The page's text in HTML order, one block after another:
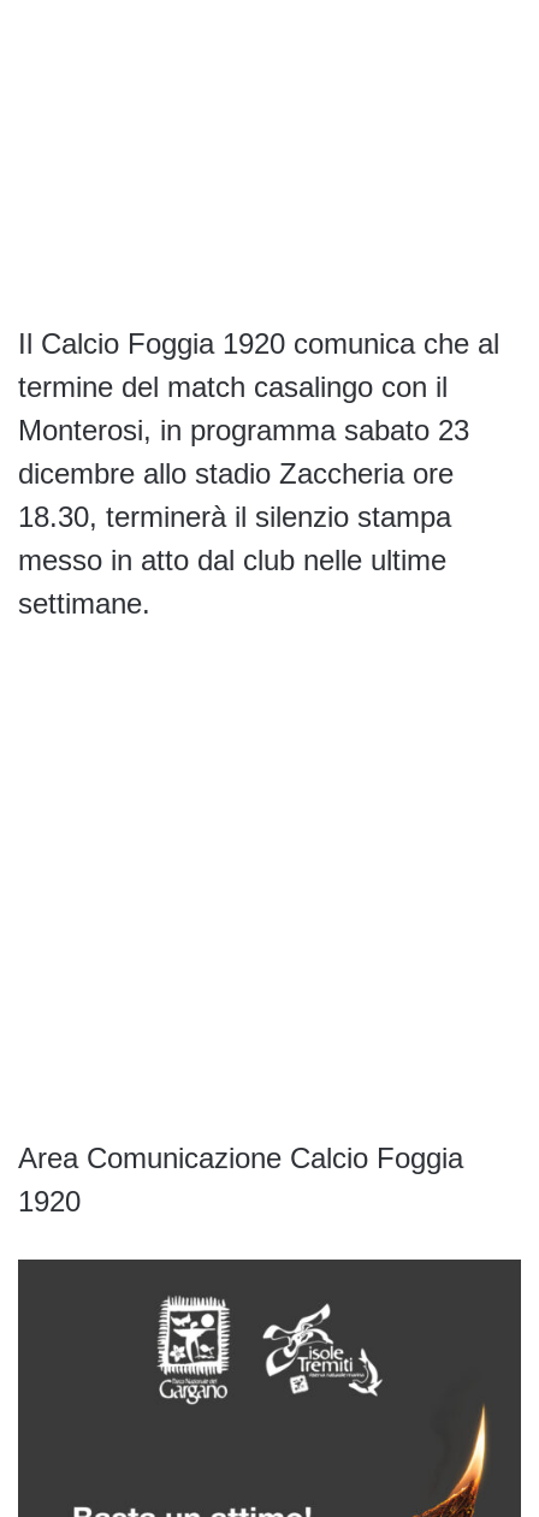
Il Calcio Foggia 1920 comunica che al
termine del match casalingo con il
Monterosi, in programma sabato 23
dicembre allo stadio Zaccheria ore
18.30, terminerà il silenzio stampa
messo in atto dal club nelle ultime
settimane.
Area Comunicazione Calcio Foggia
1920